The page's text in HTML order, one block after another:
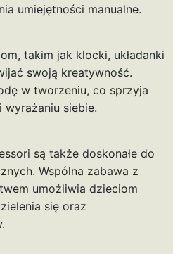
umiejętności manualne.
takim jak klocki, układanki
swoją kreatywność.
w tworzeniu, co sprzyja
wyrażaniu siebie.
są także doskonałe do
Wspólna zabawa z
umożliwia dzieciom
się oraz